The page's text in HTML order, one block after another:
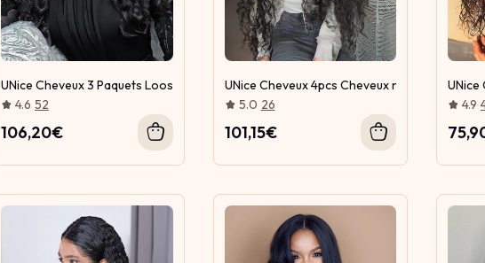
UNice Cheveux 3 Paquets Loose Deep Wave Cheveux Humains Vierges Avec Frontal
4.6 52
106,20€
UNice Cheveux 4pcs Cheveux naturels
5.0 26
101,15€
UNice
4.9